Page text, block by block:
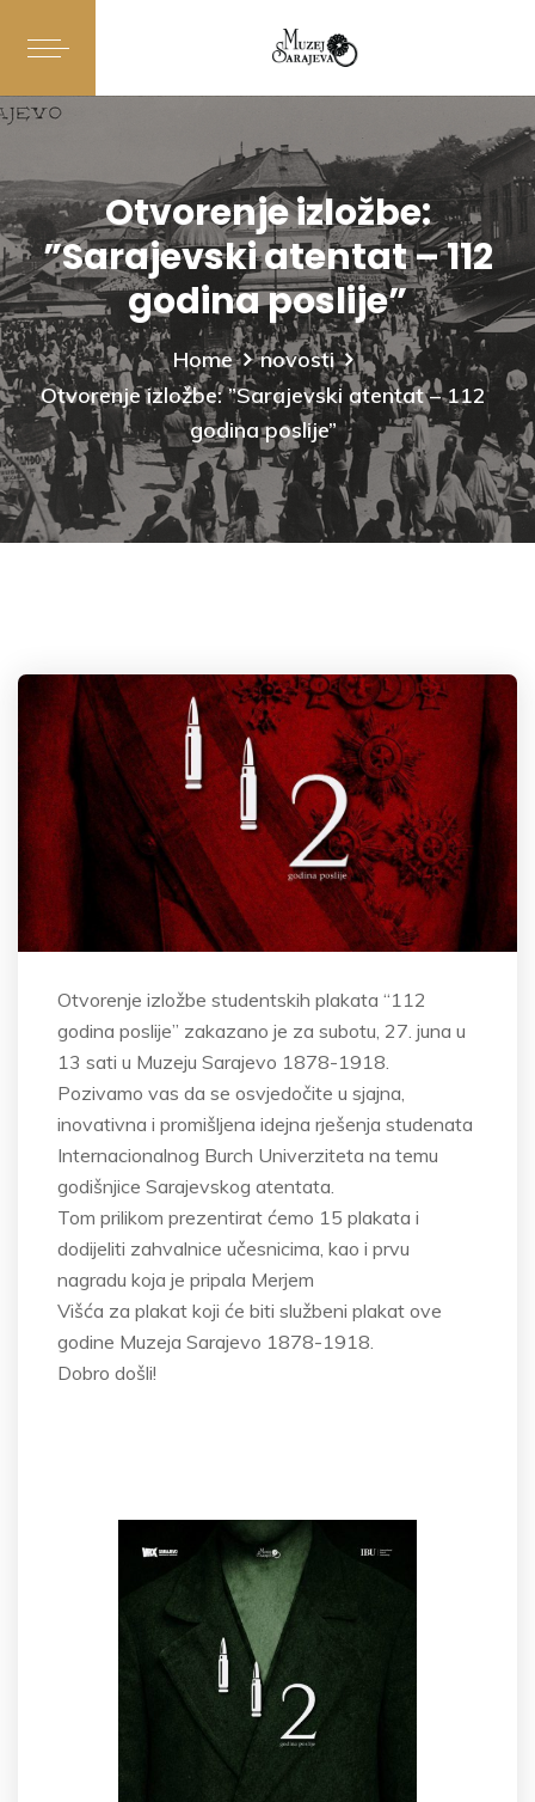
Otvorenje izložbe:
”Sarajevski atentat – 112
godina poslije”
Home
novosti
Otvorenje izložbe: ”Sarajevski atentat – 112
godina poslije”
Otvorenje izložbe studentskih plakata “112
godina poslije” zakazano je za subotu, 27. juna u
13 sati u Muzeju Sarajevo 1878-1918.
Pozivamo vas da se osvjedočite u sjajna,
inovativna i promišljena idejna rješenja studenata
Internacionalnog Burch Univerziteta na temu
godišnjice Sarajevskog atentata.
Tom prilikom prezentirat ćemo 15 plakata i
dodijeliti zahvalnice učesnicima, kao i prvu
nagradu koja je pripala Merjem
Višća za plakat koji će biti službeni plakat ove
godine Muzeja Sarajevo 1878-1918.
Dobro došli!